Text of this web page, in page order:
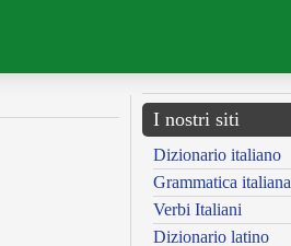
I nostri siti
Dizionario italiano
Grammatica italiana
Verbi Italiani
Dizionario latino